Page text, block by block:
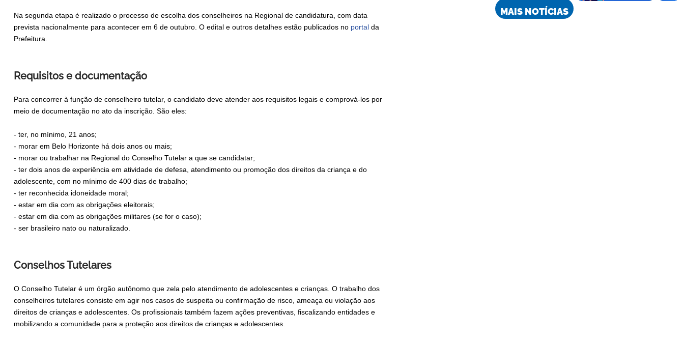
Na segunda etapa é realizado o processo de escolha dos conselheiros na Regional de candidatura, com data
prevista nacionalmente para acontecer em 6 de outubro. O edital e outros detalhes estão publicados no portal da
Prefeitura.
Requisitos e documentação
Para concorrer à função de conselheiro tutelar, o candidato deve atender aos requisitos legais e comprová-los por
meio de documentação no ato da inscrição. São eles:
- ter, no mínimo, 21 anos;
- morar em Belo Horizonte há dois anos ou mais;
- morar ou trabalhar na Regional do Conselho Tutelar a que se candidatar;
- ter dois anos de experiência em atividade de defesa, atendimento ou promoção dos direitos da criança e do
adolescente, com no mínimo de 400 dias de trabalho;
- ter reconhecida idoneidade moral;
- estar em dia com as obrigações eleitorais;
- estar em dia com as obrigações militares (se for o caso);
- ser brasileiro nato ou naturalizado.
Conselhos Tutelares
O Conselho Tutelar é um órgão autônomo que zela pelo atendimento de adolescentes e crianças. O trabalho dos
conselheiros tutelares consiste em agir nos casos de suspeita ou confirmação de risco, ameaça ou violação aos
direitos de crianças e adolescentes. Os profissionais também fazem ações preventivas, fiscalizando entidades e
mobilizando a comunidade para a proteção aos direitos de crianças e adolescentes.
MAIS NOTÍCIAS